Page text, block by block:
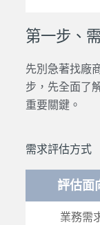
第一步、
先別急著找廠
步，先全面了
重要關鍵。
需求評估方式
評估面
業務需